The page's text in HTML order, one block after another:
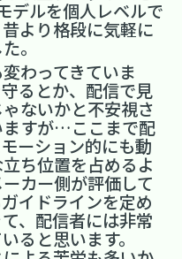
デルを個人レベルで
より格段に気軽に
。
わってきていま
るとか、配信で見
ないかと不安視さ
ますが…ここまで配
ーション的にも動
ち位置を占めるよ
カー側が評価して
イドラインを定め
、配信者には非常
ると思います。